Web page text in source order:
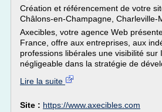
Création et référencement de votre
Châlons-en-Champagne, Charleville-
Axecibles, votre agence Web
France, offre aux entreprises, aux
professions libérales une visibilité sur
négligeable dans la stratégie de
Lire la suite
Site : https://www.axecibles.com